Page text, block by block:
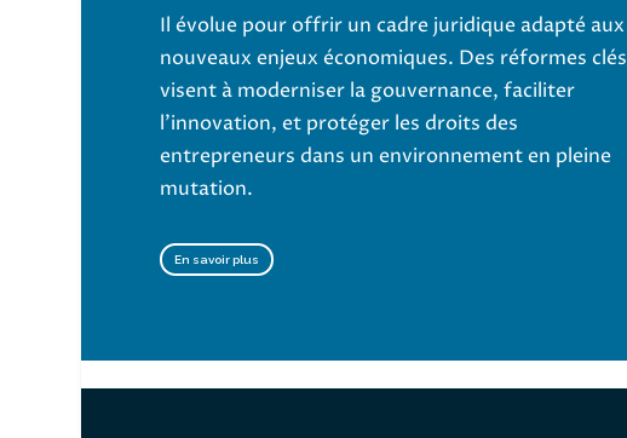
Il évolue pour offrir un cadre juridique adapté aux
nouveaux enjeux économiques. Des réformes clés
visent à moderniser la gouvernance, faciliter
l’innovation, et protéger les droits des
entrepreneurs dans un environnement en pleine
mutation.
En savoir plus